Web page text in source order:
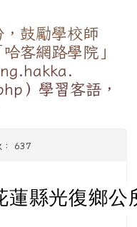
鼓勵學校師
客網路學院」
）學習客語，
637
蓮縣光復鄉公